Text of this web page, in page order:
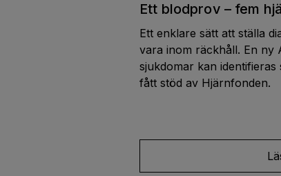
Ett blodprov – fem
Ett enklare sätt att ställa
vara inom räckhåll. En ny
sjukdomar kan
fått stöd av Hjärnfonden.